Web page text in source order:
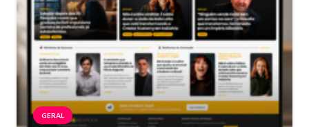
GERAL